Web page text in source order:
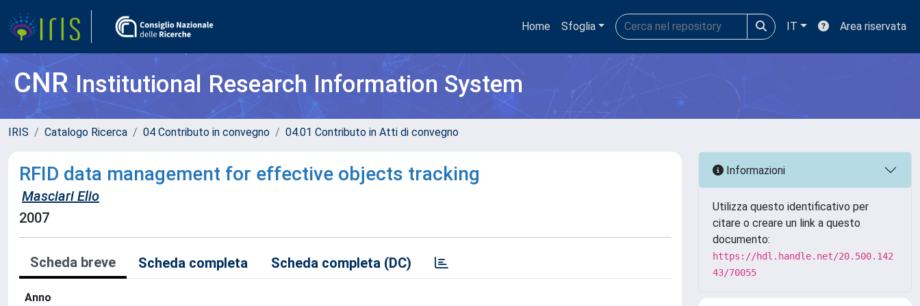
Home Sfoglia IT Area riservata
CNRInstitutional Research Information System
IRIS Catalogo Ricerca 04 Contributo in convegno 04.01 Contributo in Atti di convegno
RFID data management for effective objects tracking
Masciari Elio
2007
Scheda breve Scheda completa Scheda completa (DC)
Anno
Informazioni
Utilizza questo identificativo per
citare o creare un link a questo
documento:
https://hdl.handle.net/20.500.142
43/70055